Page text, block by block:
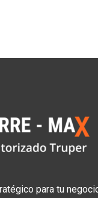
para tu